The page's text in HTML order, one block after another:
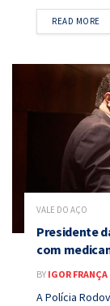
READ MORE
VALE DO AÇO
Presidente
com
BY IGOR FRANÇA
A Polícia